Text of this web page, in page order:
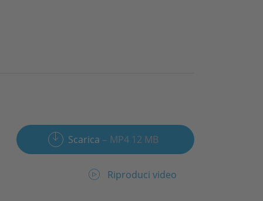
Scarica MP4 12 MB
Riproduci video